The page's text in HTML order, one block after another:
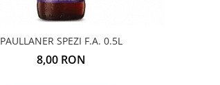
PAULLANER SPEZI F.A. 0.5L
8,00 RON